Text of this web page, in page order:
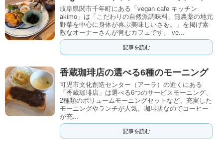
岐阜県関市千年町にある「vegan cafe キッチン
akimo」は「こだわりの自然派調味料、無農薬の地元
野菜を中心に身体が喜ぶ美味しいさを。」を掲げ素
敵なオーナーさんが営むカフェです。 ve...
記事を読む
香蔵珈琲店の選べる6種のモーニング
可児市文化創造センター（アーラ）の近くにある
「香蔵珈琲店」は選べる6つのサービスモーニング、
2種類のボリュームモーニングセットなど、充実した
モーニングやランチが人気。珈琲店なのでコーヒー
が充...
記事を読む